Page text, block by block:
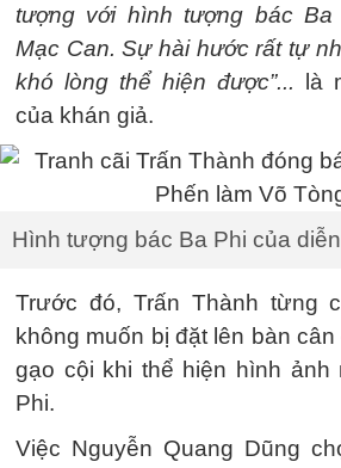
tượng với hình tượng bác
Mạc Can. Sự hài hước rất tự
khó lòng thể hiện được”... là
của khán giả.
Hình tượng bác Ba Phi của
Trước đó, Trấn Thành từng
không muốn bị đặt lên bàn
gạo cội khi thể hiện hình ảnh
Phi.
Việc Nguyễn Quang Dũng